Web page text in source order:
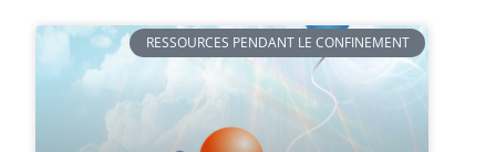
RESSOURCES PENDANT LE CONFINEMENT